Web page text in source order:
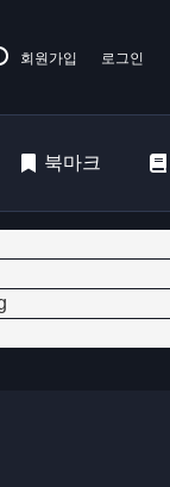
회원가입 로그인
북마크